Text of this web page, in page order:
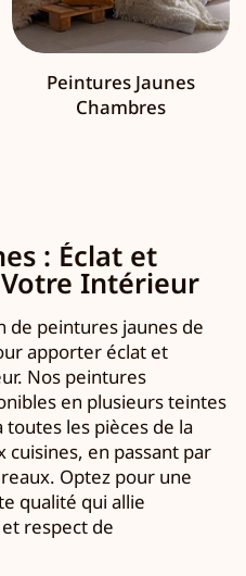
Peintures Jaunes
Chambres
: Éclat et
Intérieur
de peintures jaunes de
apporter éclat et
Nos peintures
en plusieurs teintes
les pièces de la
cuisines, en passant par
Optez pour une
qualité qui allie
respect de